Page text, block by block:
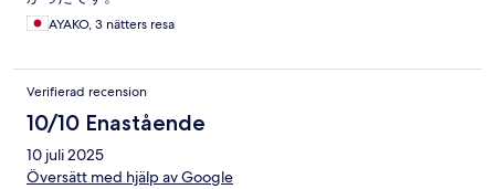
AYAKO, 3 nätters resa
Verifierad recension
10/10 Enastående
10 juli 2025
Översätt med hjälp av Google